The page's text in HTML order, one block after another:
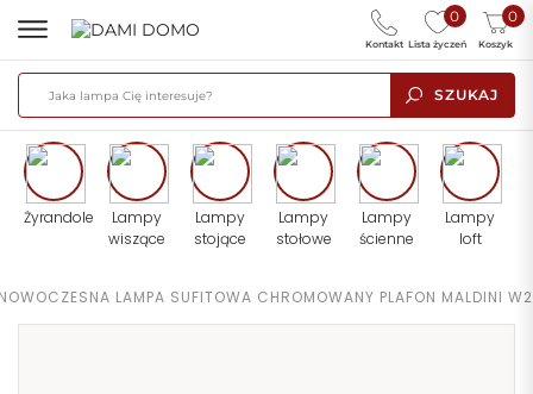
SZUKAJ
0
Lista życzeń
0
Koszyk
Kontakt
Żyrandole
Lampy
wiszące
Lampy
stojące
Lampy
stołowe
Lampy
ścienne
Lampy
loft
LAMPA SUFITOWA CHROMOWANY PLAFON MALDINI W2